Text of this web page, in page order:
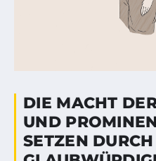
DIE MACHT
UND
SETZEN DURCH